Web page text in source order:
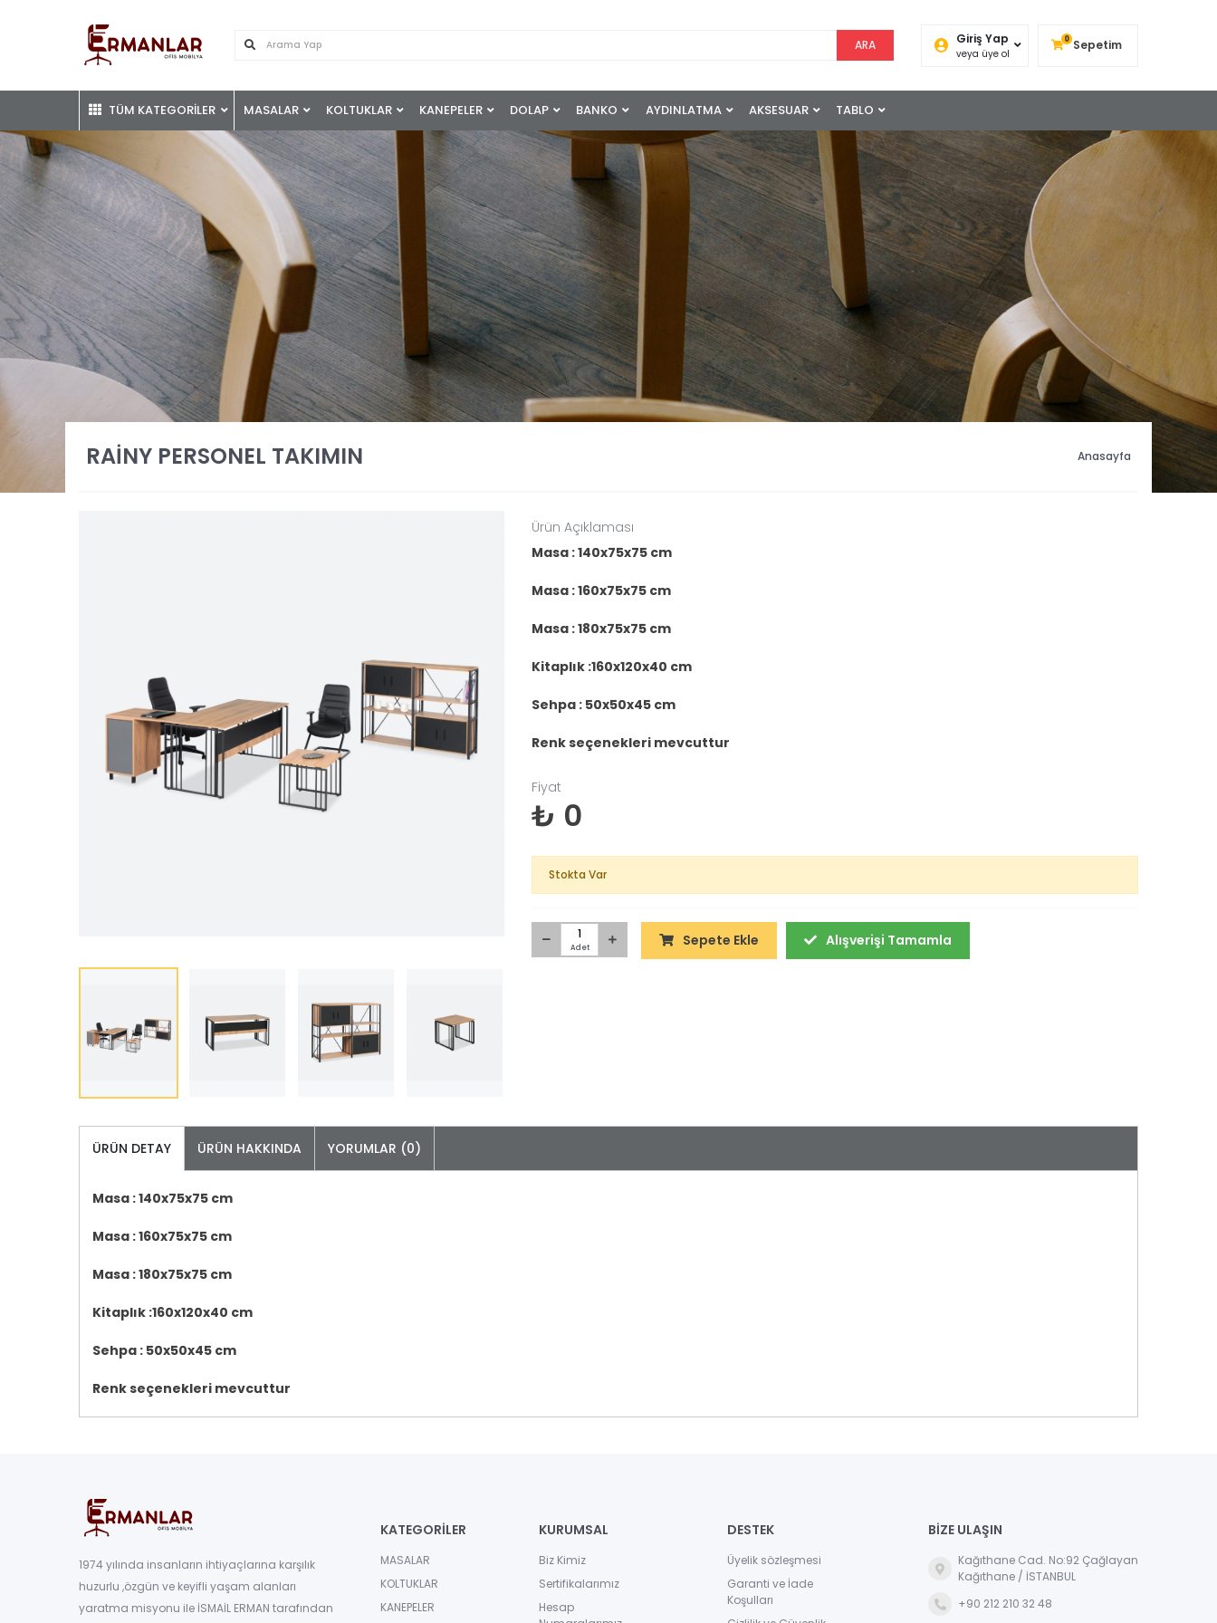
Giriş Yap
veya üye ol
0 Sepetim
TÜM KATEGORİLER MASALAR KOLTUKLAR KANEPELER DOLAP BANKO AYDINLATMA AKSESUAR TABLO
RAİNY PERSONEL TAKIMIN Anasayfa
Ürün Açıklaması
Masa : 140x75x75 cm
Masa : 160x75x75 cm
Masa : 180x75x75 cm
Kitaplık :160x120x40 cm
Sehpa : 50x50x45 cm
Renk seçenekleri mevcuttur
Fiyat
₺ 0
Stokta Var
Adet Sepete Ekle Alışverişi Tamamla
ÜRÜN DETAY ÜRÜN HAKKINDA YORUMLAR (0)
Masa : 140x75x75 cm
Masa : 160x75x75 cm
Masa : 180x75x75 cm
Kitaplık :160x120x40 cm
Sehpa : 50x50x45 cm
Renk seçenekleri mevcuttur
1974 yılında insanların ihtiyaçlarına karşılık
huzurlu ,özgün ve keyifli yaşam alanları
yaratma misyonu ile İSMAİL ERMAN tarafından
KATEGORİLER
MASALAR
KOLTUKLAR
KANEPELER
KURUMSAL
Biz Kimiz
Sertifikalarımız
Hesap
DESTEK
Üyelik sözleşmesi
Garanti ve İade
Koşulları
BİZE ULAŞIN
Kağıthane Cad. No:92 Çağlayan
Kağıthane / İSTANBUL
+90 212 210 32 48